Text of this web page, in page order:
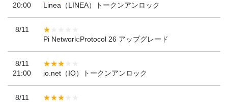
20:00
Linea（LINEA）トークンアンロック
8/11
Pi Network:Protocol 26 アップグレード
8/11
21:00
io.net（IO）トークンアンロック
8/11